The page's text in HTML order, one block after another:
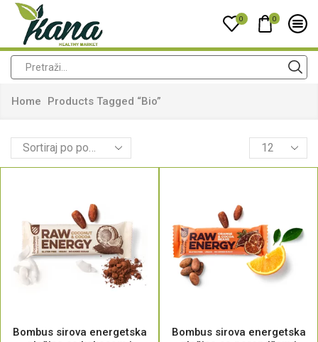
0 0
Home Products Tagged “Bio”
Bombus sirova energetska
Bombus sirova energetska